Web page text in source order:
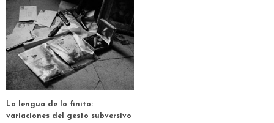
La lengua de lo finito:
variaciones del gesto subversivo